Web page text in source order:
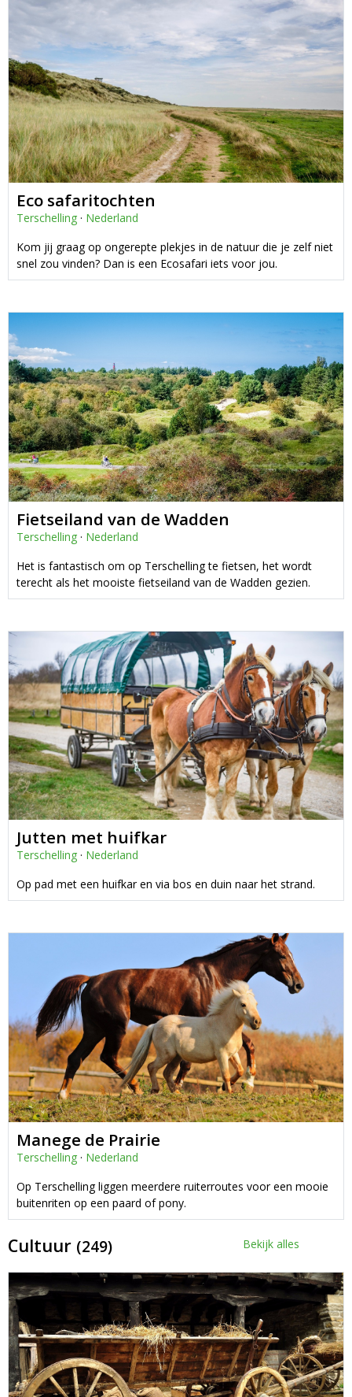
Eco safaritochten
Terschelling · Nederland
Kom jij graag op ongerepte plekjes in de natuur die je zelf niet
snel zou vinden? Dan is een Ecosafari iets voor jou.
Fietseiland van de Wadden
Terschelling · Nederland
Het is fantastisch om op Terschelling te fietsen, het wordt
terecht als het mooiste fietseiland van de Wadden gezien.
Jutten met huifkar
Terschelling · Nederland
Op pad met een huifkar en via bos en duin naar het strand.
Manege de Prairie
Terschelling · Nederland
Op Terschelling liggen meerdere ruiterroutes voor een mooie
buitenriten op een paard of pony.
Cultuur (249) Bekijk alles